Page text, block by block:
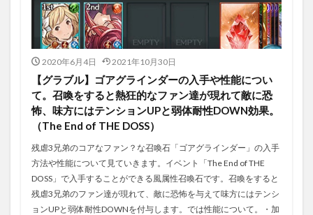
2020年6月4日 2021年10月30日
【グラブル】ゴアグラインダーの入手や性能につい
て。召喚をすると熱狂的なファン達が現れて敵に恐
怖、味方にはテンションUPと弱体耐性DOWN効果。
（The End of THE DOSS）
残虐3兄弟のコアなファン？な召喚石「ゴアグラインダー」の入手
方法や性能について見ていきます。イベント「The End of THE
DOSS」で入手することができる風属性召喚石です。召喚をすると
残虐3兄弟のファン達が現れて、敵に恐怖を与えて味方にはテンシ
ョンUPと弱体耐性DOWNを付与します。では性能について。・加